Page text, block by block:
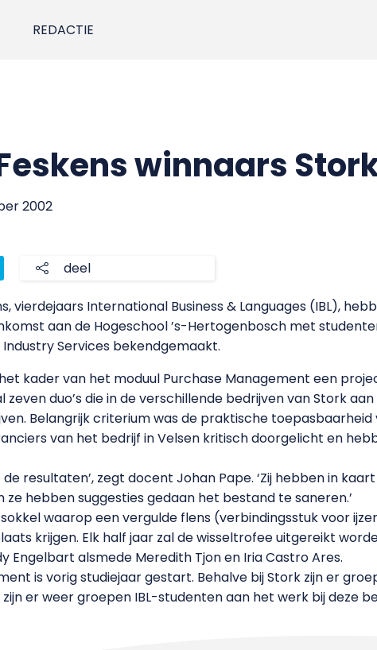
REDACTIE
winnaars
2002
deel
vierdejaars International Business & Languages (IBL),
aan de Hogeschool ’s-Hertogenbosch met
Services bekendgemaakt.
kader van het moduul Purchase Management een
zeven duo’s die in de verschillende bedrijven van Stork
Belangrijk criterium was de praktische
van het bedrijf in Velsen kritisch doorgelicht en
resultaten’, zegt docent Johan Pape. ‘Zij hebben in
ze hebben suggesties gedaan het bestand te saneren.’
waarop een vergulde flens (verbindingsstuk voor
krijgen. Elk half jaar zal de wisseltrofee uitgereikt
Engelbart alsmede Meredith Tjon en Iria Castro Ares.
is vorig studiejaar gestart. Behalve bij Stork zijn er
zijn er weer groepen IBL-studenten aan het werk bij deze